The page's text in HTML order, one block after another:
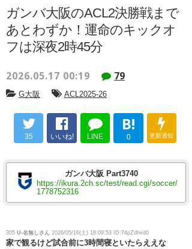
ガンバ大阪のACL2決勝戦まで
あとわずか！運命のキックオ
フは深夜2時45分
2026.05.17 00:19 79
G大阪 ACL2025-26
35 いいね! LINE
B!
0 更新通知
ガンバ大阪 Part3740
https://ikura.2ch.sc/test/read.cgi/soccer/
1778752316
305 U-名無しさん 2026/05/16(土) 18:09:53 ID:74pZdhvd0
家で観るけど試合前に3時間寝といたらええな